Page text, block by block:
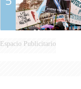
Espacio Publicitario